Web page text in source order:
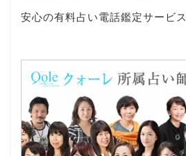
安心の有料占い電話鑑定サービス